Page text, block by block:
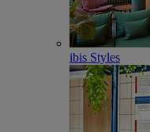
ibis Styles